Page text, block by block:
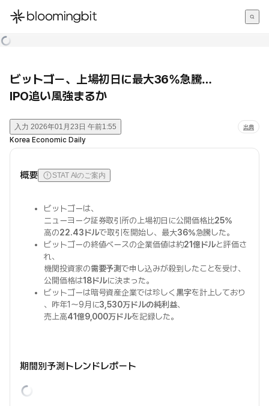
한국어
ビットゴー、上場初日に最大36%急騰…
IPO追い風強まるか
入力 2026年01月23日 午前1:55 出典
Korea Economic Daily
概要 STAT AIのご案内
ビットゴーは、
ニューヨーク証券取引所の上場初日に公開価格比25%
高の22.43ドルで取引を開始し、最大36%急騰した。
ビットゴーの終値ベースの企業価値は約21億ドルと評価さ
れ、
機関投資家の需要予測で申し込みが殺到したことを受け、
公開価格は18ドルに決まった。
ビットゴーは暗号資産企業では珍しく 黒字を計上しており
、昨年1〜9月に3,530万ドルの純利益、
売上高41億9,000万ドルを記録した。
期間別予測トレンドレポート